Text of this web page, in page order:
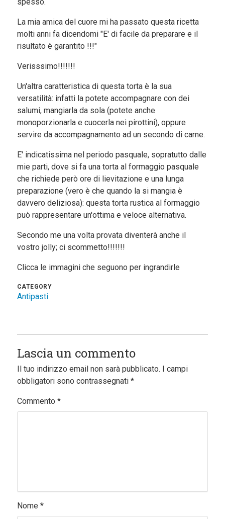
La mia amica del cuore mi ha passato questa ricetta
molti anni fa dicendomi "E' di facile da preparare e il
risultato è garantito !!!"
Verisssimo!!!!!!!
Un'altra caratteristica di questa torta è la sua
versatilità: infatti la potete accompagnare con dei
salumi, mangiarla da sola (potete anche
monoporzionarla e cuocerla nei pirottini), oppure
servire da accompagnamento ad un secondo di carne.
E' indicatissima nel periodo pasquale, sopratutto dalle
mie parti, dove si fa una torta al formaggio pasquale
che richiede però ore di lievitazione e una lunga
preparazione (vero è che quando la si mangia è
davvero deliziosa): questa torta rustica al formaggio
può rappresentare un'ottima e veloce alternativa.
Secondo me una volta provata diventerà anche il
vostro jolly; ci scommetto!!!!!!!
Clicca le immagini che seguono per ingrandirle
CATEGORY
Antipasti
Lascia un commento
Il tuo indirizzo email non sarà pubblicato.
I campi
obbligatori sono contrassegnati *
Commento *
Nome *